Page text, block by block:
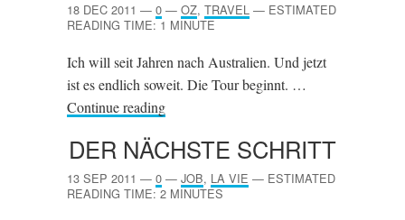
18 DEC 2011 — 0 — OZ, TRAVEL — ESTIMATED
READING TIME: 1 MINUTE
Ich will seit Jahren nach Australien. Und jetzt
ist es endlich soweit. Die Tour beginnt. …
Continue reading
DER NÄCHSTE SCHRITT
13 SEP 2011 — 0 — JOB, LA VIE — ESTIMATED
READING TIME: 2 MINUTES